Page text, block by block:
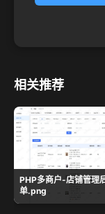
相关推荐
PHP多商户-店铺管理
单.png